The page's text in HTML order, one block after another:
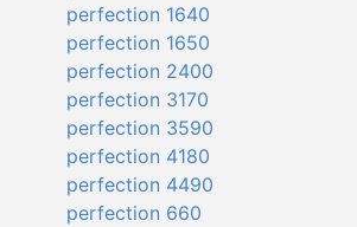
perfection 1640
perfection 1650
perfection 2400
perfection 3170
perfection 3590
perfection 4180
perfection 4490
perfection 660